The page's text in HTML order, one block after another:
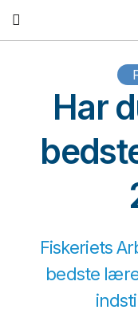
Har
Fiskeriets
bedste